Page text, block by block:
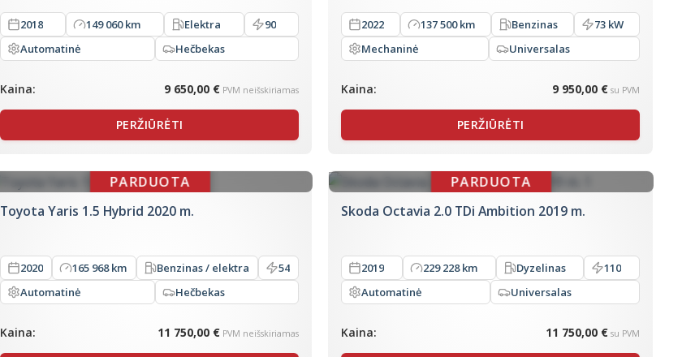
2018 149 060 km Elektra
90
Automatinė
Hečbekas
Kaina: 9 650,00 € PVM neišskiriamas
PERŽIŪRĖTI
2022 137 500 km Benzinas
73 kW
Mechaninė
Universalas
Kaina: 9 950,00 € su PVM
PERŽIŪRĖTI
Toyota Yaris 1.5 Hybrid 2020 m.
2020 165 968 km Benzinas / elektra
54
Automatinė
Hečbekas
Kaina: 11 750,00 € PVM neišskiriamas
Skoda Octavia 2.0 TDi Ambition 2019 m.
2019 229 228 km Dyzelinas
110
Automatinė
Universalas
Kaina: 11 750,00 € su PVM